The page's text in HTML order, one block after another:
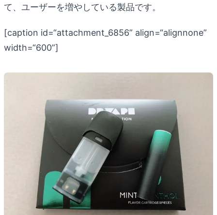
て、ユーザーを増やしている製品です。
[caption id=“attachment_6856” align=“alignnone”
width=“600”]